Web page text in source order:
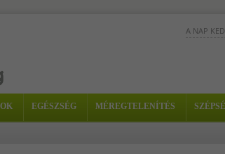
A NAP
EGÉSZSÉG MÉREGTELENÍTÉS